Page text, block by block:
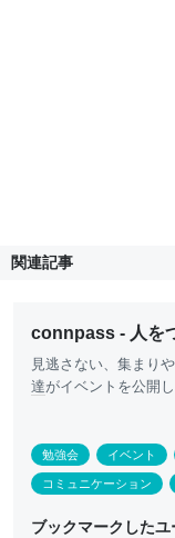
関連記事
connpass - 人を
見逃さない、集まり
達がイベントを公開
勉強会 イベント
コミュニケーション
ブックマークしたユ